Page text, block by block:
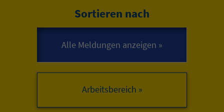
Sortieren nach
Arbeitsbereich »